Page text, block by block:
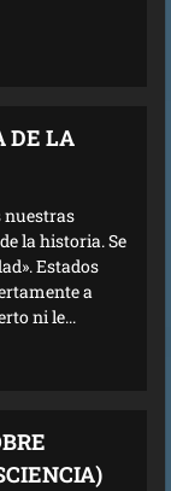
DE LA
nuestras
la historia. Se
Estados
a
ni le...